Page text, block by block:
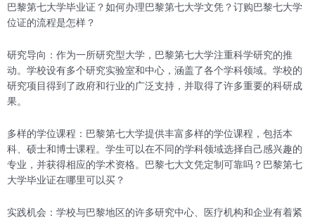
巴黎第七大学毕业证？如何办理巴黎第七大学文凭？订购巴黎七大学
位证的流程是怎样？
研究导向：作为一所研究型大学，巴黎第七大学注重科学研究的推
动。学校设有多个研究实验室和中心，涵盖了各个学科领域。学校的
研究项目得到了政府和行业的广泛支持，并取得了许多重要的科研成
果。
多样的学位课程：巴黎第七大学提供丰富多样的学位课程，包括本
科、硕士和博士课程。学生可以在不同的学科领域选择自己感兴趣的
专业，并获得相应的学术资格。巴黎七大文凭定制可靠吗？巴黎第七
大学毕业证在哪里可以买？
实践机会：学校与巴黎地区的许多研究中心、医疗机构和企业有着紧